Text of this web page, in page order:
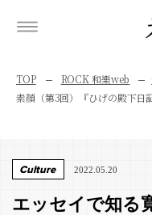
TOP ROCK 和樂web
素顔（第3回）『ひげの殿下日
Culture 2022.05.20
エッセイで知る